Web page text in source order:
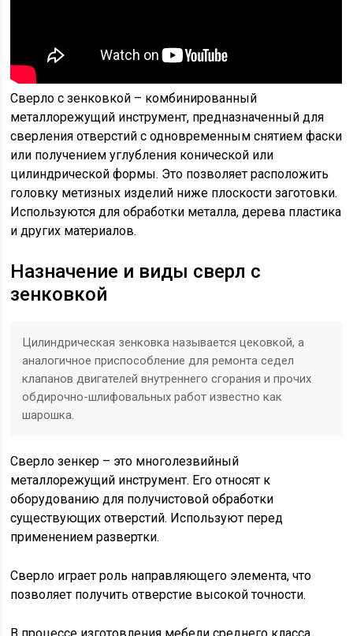
Сверло с зенковкой – комбинированный
металлорежущий инструмент, предназначенный для
сверления отверстий с одновременным снятием фаски
или получением углубления конической или
цилиндрической формы. Это позволяет расположить
головку метизных изделий ниже плоскости заготовки.
Используются для обработки металла, дерева пластика
и других материалов.
Назначение и виды сверл с
зенковкой
Цилиндрическая зенковка называется цековкой, а
аналогичное приспособление для ремонта седел
клапанов двигателей внутреннего сгорания и прочих
обдирочно-шлифовальных работ известно как
шарошка.
Сверло зенкер – это многолезвийный
металлорежущий инструмент. Его относят к
оборудованию для получистовой обработки
существующих отверстий. Используют перед
применением развертки.
Сверло играет роль направляющего элемента, что
позволяет получить отверстие высокой точности.
В процессе изготовления мебели среднего класса